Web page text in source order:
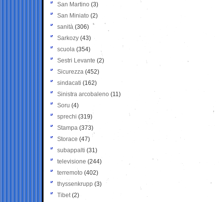
San Martino (3)
San Miniato (2)
sanità (306)
Sarkozy (43)
scuola (354)
Sestri Levante (2)
Sicurezza (452)
sindacati (162)
Sinistra arcobaleno (11)
Soru (4)
sprechi (319)
Stampa (373)
Storace (47)
subappalti (31)
televisione(244)
terremoto (402)
thyssenkrupp (3)
Tibet(2)